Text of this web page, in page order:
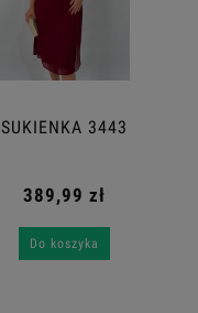
SUKIENKA 3443
389,99 zł
Do koszyka